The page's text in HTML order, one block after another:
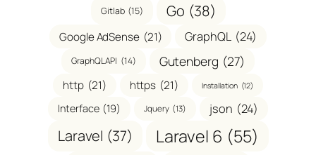
Gitlab (15) Go (38)
Google AdSense (21) GraphQL (24)
GraphQL API (14) Gutenberg (27)
http (21) https (21) Installation (12)
Interface (19) Jquery (13) json (24)
Laravel (37) Laravel 6 (55)